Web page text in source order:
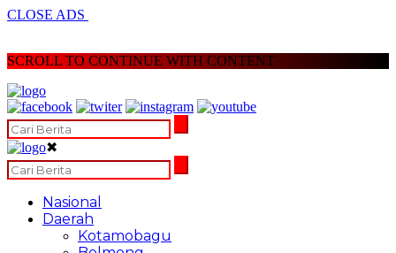
CLOSE ADS
SCROLL TO CONTINUE WITH CONTENT
✖
Nasional
Daerah
Kotamobagu